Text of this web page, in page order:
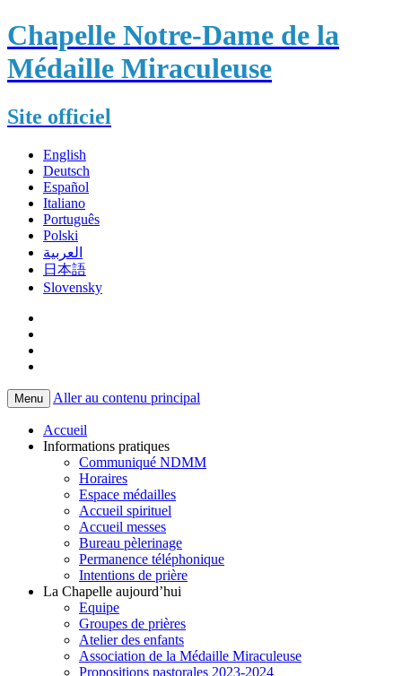
Chapelle Notre-Dame de la
Médaille Miraculeuse
Site officiel
English
Deutsch
Español
Italiano
Português
Polski
العربية
日本語
Slovensky
Menu Aller au contenu principal
Accueil
Informations pratiques
Communiqué NDMM
Horaires
Espace médailles
Accueil spirituel
Accueil messes
Bureau pèlerinage
Permanence téléphonique
Intentions de prière
La Chapelle aujourd’hui
Equipe
Groupes de prières
Atelier des enfants
Association de la Médaille Miraculeuse
Propositions pastorales 2023-2024